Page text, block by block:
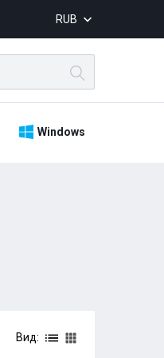
RUB
Windows
Вид: